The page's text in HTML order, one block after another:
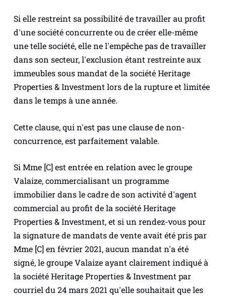
Si elle restreint sa possibilité de travailler au profit
d'une société concurrente ou de créer elle-même
une telle société, elle ne l'empêche pas de travailler
dans son secteur, l'exclusion étant restreinte aux
immeubles sous mandat de la société Heritage
Properties & Investment lors de la rupture et limitée
dans le temps à une année.
Cette clause, qui n'est pas une clause de non-
concurrence, est parfaitement valable.
Si Mme [C] est entrée en relation avec le groupe
Valaize, commercialisant un programme
immobilier dans le cadre de son activité d'agent
commercial au profit de la société Heritage
Properties & Investment, et si un rendez-vous pour
la signature de mandats de vente avait été pris par
Mme [C] en février 2021, aucun mandat n'a été
signé, le groupe Valaize ayant clairement indiqué à
la société Heritage Properties & Investment par
courriel du 24 mars 2021 qu'elle souhaitait que les